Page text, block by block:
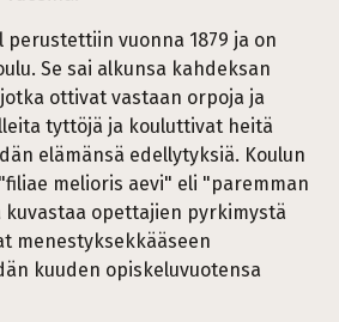
perustettiin vuonna 1879 ja on
Se sai alkunsa kahdeksan
ottivat vastaan orpoja ja
tyttöjä ja kouluttivat heitä
elämänsä edellytyksiä. Koulun
melioris aevi" eli "paremman
opettajien pyrkimystä
menestyksekkääseen
kuuden opiskeluvuotensa